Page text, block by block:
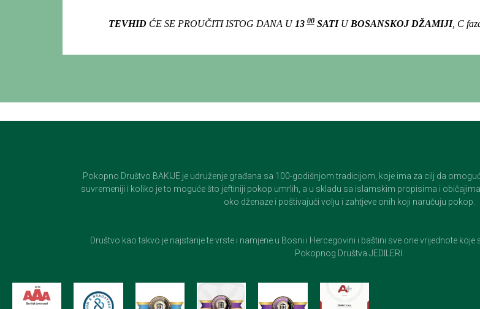
TEVHIDĆE SE PROUČITI ISTOG DANA U 1300SATIU BOSANSKOJ DŽAMIJI, C
Pokopno Društvo BAKIJE je udruženje građana sa 100-godišnjom tradicijom, koje ima za cilj da
suvremeniji i koliko je to moguće što jeftiniji pokop umrlih, a u skladu sa islamskim propisima i
oko dženaze i poštivajući volju i zahtjeve onih koji naručuju pokop.
Društvo kao takvo je najstarije te vrste i namjene u Bosni i Hercegovini i baštini sve one vrijednote koje
Pokopnog Društva JEDILERI.